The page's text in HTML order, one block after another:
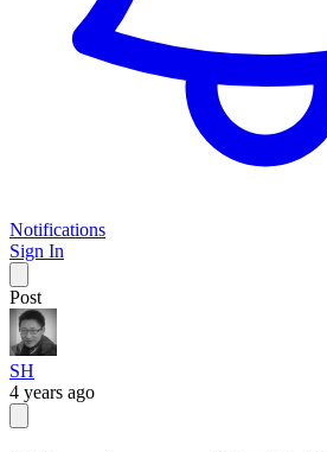
Notifications
Sign In
Post
SH
4 years ago